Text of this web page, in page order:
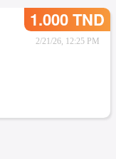
1.000 TND
2/21/26, 12:25 PM